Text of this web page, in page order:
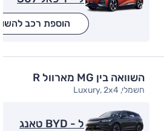
הוספת רכב
השוואה בין MG מארוול R
חשמלי, Luxury, 2x4
ל - BYD טאנג